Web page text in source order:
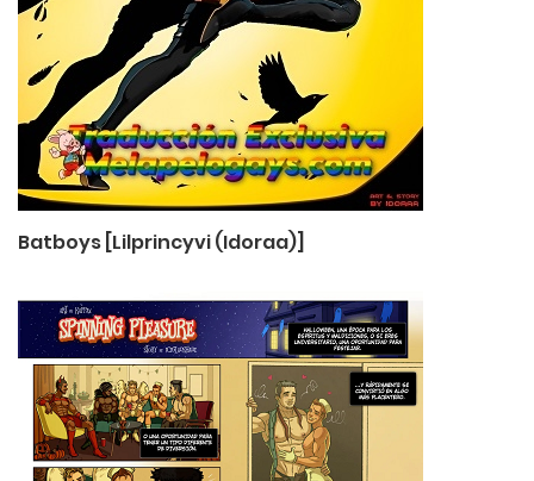
Batboys [Lilprincyvi (Idoraa)]